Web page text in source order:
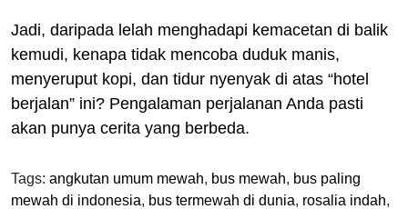
Jadi, daripada lelah menghadapi kemacetan di balik
kemudi, kenapa tidak mencoba duduk manis,
menyeruput kopi, dan tidur nyenyak di atas “hotel
berjalan” ini? Pengalaman perjalanan Anda pasti
akan punya cerita yang berbeda.
Tags: angkutan umum mewah, bus mewah, bus paling
mewah di indonesia, bus termewah di dunia, rosalia indah,